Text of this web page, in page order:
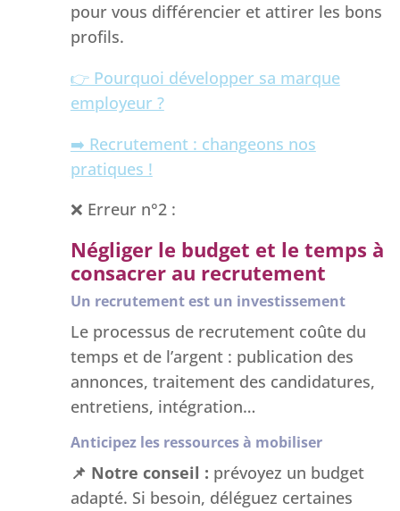
pour vous différencier et attirer les bons
profils.
👉 Pourquoi développer sa marque
employeur ?
➡️ Recrutement : changeons nos
pratiques !
❌ Erreur n°2 :
Négliger le budget et le temps à
consacrer au recrutement
Un recrutement est un investissement
Le processus de recrutement coûte du
temps et de l’argent : publication des
annonces, traitement des candidatures,
entretiens, intégration…
Anticipez les ressources à mobiliser
📌 Notre conseil : prévoyez un budget
adapté. Si besoin, déléguez certaines